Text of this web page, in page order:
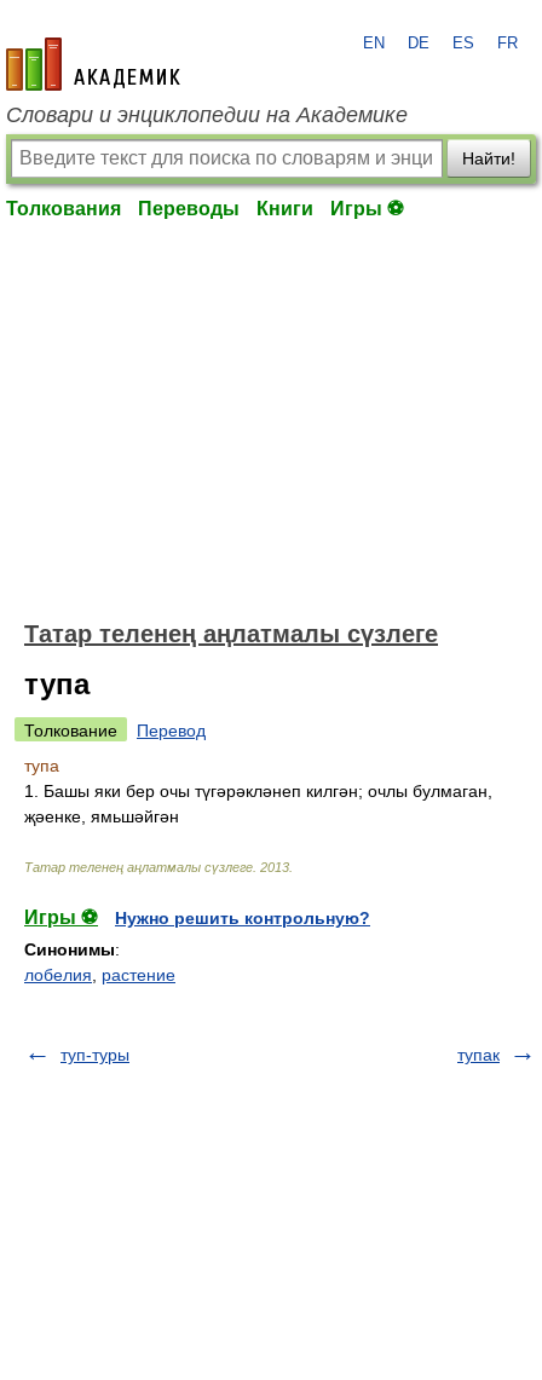
academic.ru
EN DE ES FR
Словари и энциклопедии на Академике
Найти!
Толкования Переводы Книги Игры ⚽
Татар теленең аңлатмалы сүзлеге
тупа
Толкование
Перевод
тупа
1. Башы яки бер очы түгәрәкләнеп килгән; очлы булмаган,
җәенке, ямьшәйгән
Татар теленең аңлатмалы сүзлеге 2013
Игры ⚽
Нужно решить контрольную?
Синонимы:
лобелия
растение
туп-туры тупак